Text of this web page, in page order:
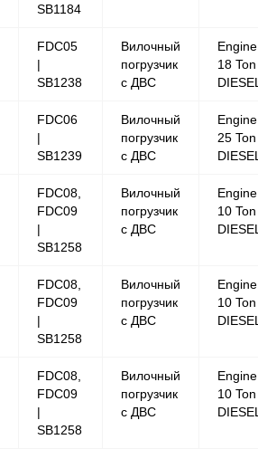
SB1184
FDC05
|
SB1238
Вилочный
погрузчик
с ДВС
Engine
18 Ton
FDC06
|
SB1239
Вилочный
погрузчик
с ДВС
Engine
25 Ton
FDC08,
FDC09
|
SB1258
Вилочный
погрузчик
с ДВС
Engine
10 Ton
FDC08,
FDC09
|
SB1258
Вилочный
погрузчик
с ДВС
Engine
10 Ton
FDC08,
FDC09
|
SB1258
Вилочный
погрузчик
с ДВС
Engine
10 Ton